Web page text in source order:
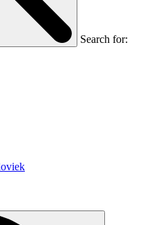
Search for: